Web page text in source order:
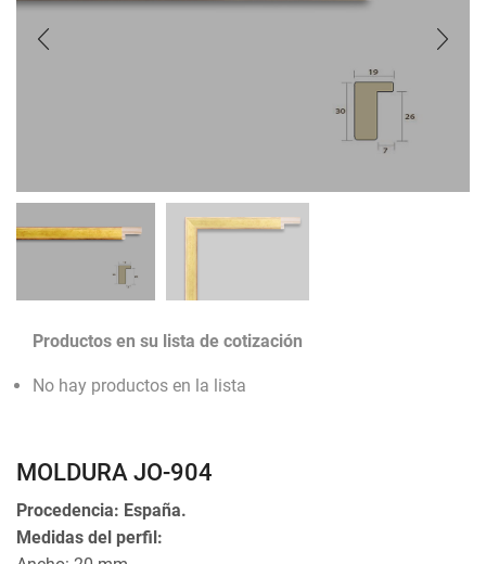
Productos en su lista de cotización
No hay productos en la lista
MOLDURA JO-904
Procedencia: España.
Medidas del perfil: